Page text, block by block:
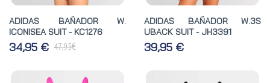
ADIDAS BAÑADOR W.
ICONISEA SUIT - KC1276
34,95 € 47,95€
ADIDAS BAÑADOR W.3S
UBACK SUIT - JH3391
39,95 €